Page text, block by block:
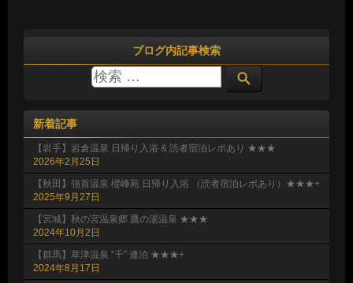
ブログ内記事検索
新着記事
【岩手】岩倉温泉 日帰り入浴 & 読者宿泊レポあり ★★★
2026年2月25日
【秋田】強首温泉 樅峰苑 日帰り入浴 （読者宿泊レポあり）★★★+
2025年9月27日
【宮城】秋の宮温泉郷 鷹の湯温泉 ★★★
2024年10月2日
【群馬】草津温泉 “千” 連泊 ★★★+
2024年8月17日